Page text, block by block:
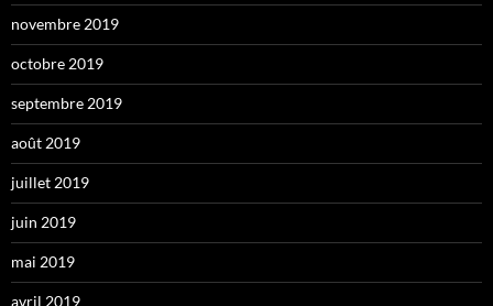
novembre 2019
octobre 2019
septembre 2019
août 2019
juillet 2019
juin 2019
mai 2019
avril 2019